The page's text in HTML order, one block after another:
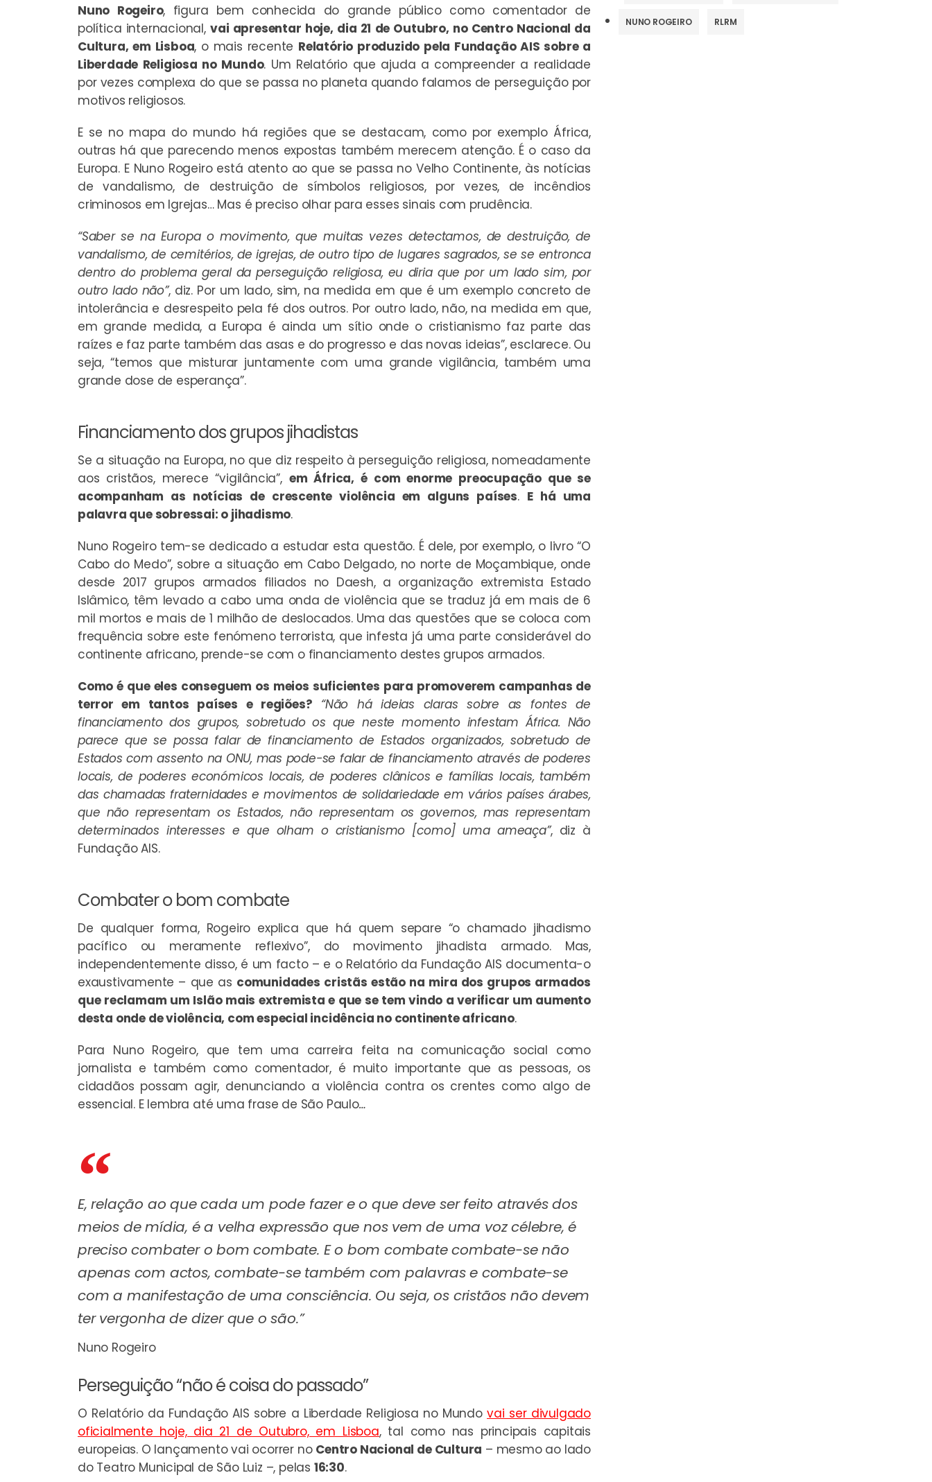
Nuno Rogeiro, figura bem conhecida do grande público como comentador de
política internacional,vai apresentar hoje, dia 21 de Outubro, no Centro Nacional da
Cultura, em Lisboa, o mais recente Relatório produzido pela Fundação AIS sobre a
Liberdade Religiosa no Mundo. Um Relatório que ajuda a compreender a realidade
por vezes complexa do que se passa no planeta quando falamos de perseguição por
motivos religiosos.
E se no mapa do mundo há regiões que se destacam, como por exemplo África,
outras há que parecendo menos expostas também merecem atenção. É o caso da
Europa. E Nuno Rogeiro está atento ao que se passa no Velho Continente, às notícias
de vandalismo, de destruição de símbolos religiosos, por vezes, de incêndios
criminosos em Igrejas… Mas é preciso olhar para esses sinais com prudência.
“Saber se na Europa o movimento, que muitas vezes detectamos, de destruição, de
vandalismo, de cemitérios, de igrejas, de outro tipo de lugares sagrados, se se entronca
dentro do problema geral da perseguição religiosa, eu diria que por um lado sim, por
outro lado não”, diz. Por um lado, sim, na medida em que é um exemplo concreto de
intolerância e desrespeito pela fé dos outros. Por outro lado, não, na medida em que,
em grande medida, a Europa é ainda um sítio onde o cristianismo faz parte das
raízes e faz parte também das asas e do progresso e das novas ideias”, esclarece. Ou
seja, “temos que misturar juntamente com uma grande vigilância, também uma
grande dose de esperança”.
Financiamento dos grupos jihadistas
Se a situação na Europa, no que diz respeito à perseguição religiosa, nomeadamente
aos cristãos, merece “vigilância”, em África, é com enorme preocupação que se
acompanham as notícias de crescente violência em alguns países. E há uma
palavra que sobressai: o jihadismo.
Nuno Rogeiro tem-se dedicado a estudar esta questão. É dele, por exemplo, o livro “O
Cabo do Medo”, sobre a situação em Cabo Delgado, no norte de Moçambique, onde
desde 2017 grupos armados filiados no Daesh, a organização extremista Estado
Islâmico, têm levado a cabo uma onda de violência que se traduz já em mais de 6
mil mortos e mais de 1 milhão de deslocados. Uma das questões que se coloca com
frequência sobre este fenómeno terrorista, que infesta já uma parte considerável do
continente africano, prende-se com o financiamento destes grupos armados.
Como é que eles conseguem os meios suficientes para promoverem campanhas de
terror em tantos países e regiões? “Não há ideias claras sobre as fontes de
financiamento dos grupos, sobretudo os que neste momento infestam África. Não
parece que se possa falar de financiamento de Estados organizados, sobretudo de
Estados com assento na ONU, mas pode-se falar de financiamento através de poderes
locais, de poderes económicos locais, de poderes clânicos e famílias locais, também
das chamadas fraternidades e movimentos de solidariedade em vários países árabes,
que não representam os Estados, não representam os governos, mas representam
determinados interesses e que olham o cristianismo [como] uma ameaça”, diz à
Fundação AIS.
Combater o bom combate
De qualquer forma, Rogeiro explica que há quem separe “o chamado jihadismo
pacífico ou meramente reflexivo”, do movimento jihadista armado. Mas,
independentemente disso, é um facto – e o Relatório da Fundação AIS documenta-o
exaustivamente – que as comunidades cristãs estão na mira dos grupos armados
que reclamam um Islão mais extremista e que se tem vindo a verificar um aumento
desta onde de violência, com especial incidência no continente africano.
Para Nuno Rogeiro, que tem uma carreira feita na comunicação social como
jornalista e também como comentador, é muito importante que as pessoas, os
cidadãos possam agir, denunciando a violência contra os crentes como algo de
essencial. E lembra até uma frase de São Paulo…
E, relação ao que cada um pode fazer e o que deve ser feito através dos
meios de mídia, é a velha expressão que nos vem de uma voz célebre, é
preciso combater o bom combate. E o bom combate combate-se não
apenas com actos, combate-se também com palavras e combate-se
com a manifestação de uma consciência. Ou seja, os cristãos não devem
ter vergonha de dizer que o são.”
Nuno Rogeiro
Perseguição “não é coisa do passado”
O Relatório da Fundação AIS sobre a Liberdade Religiosa no Mundovai ser divulgado
oficialmente hoje, dia 21 de Outubro, em Lisboa, tal como nas principais capitais
europeias. O lançamento vai ocorrer no Centro Nacional de Cultura – mesmo ao lado
do Teatro Municipal de São Luiz –, pelas 16:30.
NUNO ROGEIRO RLRM